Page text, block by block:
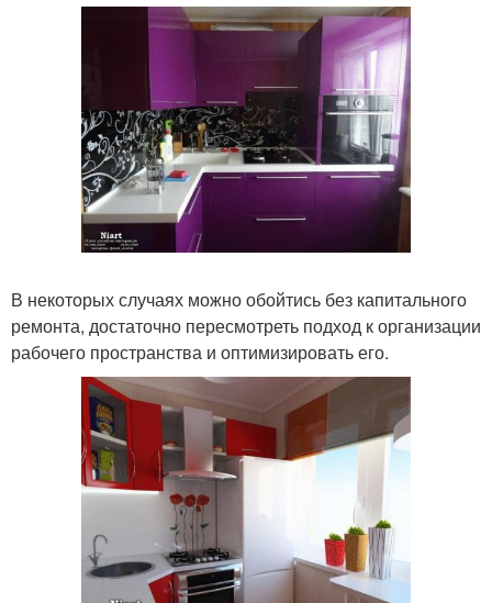
В некоторых случаях можно обойтись без капитального
ремонта, достаточно пересмотреть подход к организации
рабочего пространства и оптимизировать его.